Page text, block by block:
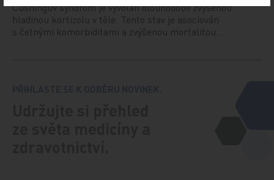
Cushingův syndrom je vyvolán dlouhodobě zvýšenou
hladinou kortizolu v těle. Tento stav je asociován
s četnými komorbiditami a zvýšenou mortalitou.…